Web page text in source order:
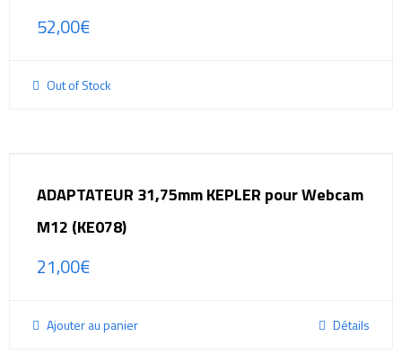
52,00€
Out of Stock
ADAPTATEUR 31,75mm KEPLER pour Webcam
M12 (KE078)
21,00€
Ajouter au panier Détails